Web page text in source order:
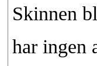
Skinnen
har ingen